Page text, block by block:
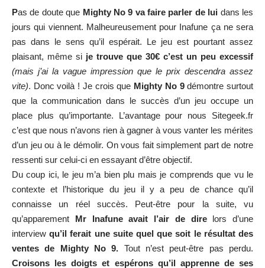
Pas de doute que Mighty No 9 va faire parler de lui dans les
jours qui viennent. Malheureusement pour Inafune ça ne sera
pas dans le sens qu’il espérait. Le jeu est pourtant assez
plaisant, même si je trouve que 30€ c’est un peu excessif
(mais j’ai la vague impression que le prix descendra assez
vite). Donc voilà ! Je crois que Mighty No 9démontre surtout
que la communication dans le succès d’un jeu occupe un
place plus qu’importante. L’avantage pour nous Sitegeek.fr
c’est que nous n’avons rien à gagner à vous vanter les mérites
d’un jeu ou à le démolir. On vous fait simplement part de notre
ressenti sur celui-ci en essayant d’être objectif.
Du coup ici, le jeu m’a bien plu mais je comprends que vu le
contexte et l’historique du jeu il y a peu de chance qu’il
connaisse un réel succès. Peut-être pour la suite, vu
qu’apparement Mr Inafune avait l’air de direlors d’une
interviewqu’il ferait une suite quel que soit le résultat des
ventes de Mighty No 9. Tout n’est peut-être pas perdu.
Croisons les doigts et espérons qu’il apprenne de ses